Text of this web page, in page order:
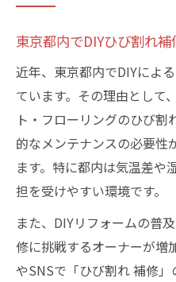
東京都内でDIYひび割れ
近年、東京都内でDIYによ
ています。その理由として
ト・フローリングのひび
的なメンテナンスの必要性
ます。特に都内は気温差や
担を受けやすい環境です。
また、DIYリフォームの普
修に挑戦するオーナーが増
やSNSで「ひび割れ 補修